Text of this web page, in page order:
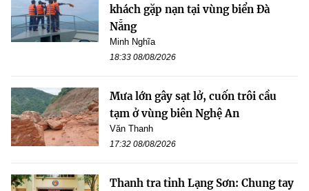
khách gặp nạn tại vùng biển Đà
Nẵng
Minh Nghĩa
18:33 08/08/2026
Mưa lớn gây sạt lở, cuốn trôi cầu
tạm ở vùng biên Nghệ An
Văn Thanh
17:32 08/08/2026
Thanh tra tỉnh Lạng Sơn: Chung tay